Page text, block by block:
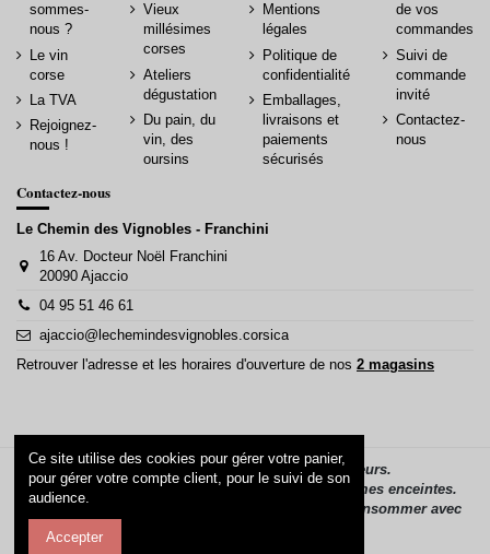
sommes-
nous ?
Le vin
corse
La TVA
Rejoignez-
nous !
Vieux
millésimes
corses
Ateliers
dégustation
Du pain, du
vin, des
oursins
Mentions
légales
Politique de
confidentialité
Emballages,
livraisons et
paiements
sécurisés
de vos
commandes
Suivi de
commande
invité
Contactez-
nous
Contactez-nous
Le Chemin des Vignobles - Franchini
16 Av. Docteur Noël Franchini
20090 Ajaccio
04 95 51 46 61
ajaccio@lechemindesvignobles.corsica
Retrouver l'adresse et les horaires d'ouverture de nos 2 magasins
La vente d’alcool est interdite aux mineurs.
L’alcool ne doit pas être consommé par les femmes enceintes.
L’abus d’alcool est dangereux pour la santé, à consommer avec
Ce site utilise des cookies pour gérer votre panier,
pour gérer votre compte client, pour le suivi de son
audience.
Accepter